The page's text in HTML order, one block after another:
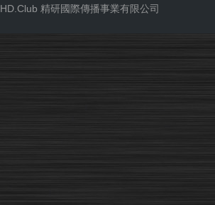
HD.Club 精研國際傳播事業有限公司